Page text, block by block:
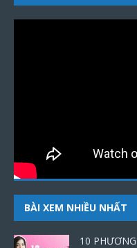
BÀI XEM NHIỀU NHẤT
10